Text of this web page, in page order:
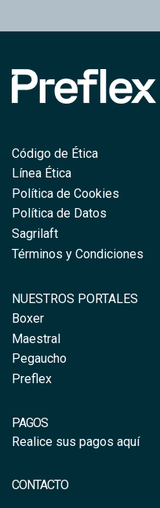
DOCUMENTOS
LEGALES
Código de Ética
Línea Ética
Política de Cookies
Política de Datos
Sagrilaft
Términos y Condiciones
NUESTROS
PORTALES
NUESTROS PORTALES
Boxer
Maestral
Pegaucho
Preflex
PAGOS
Realice sus pagos aquí
CONTACTO